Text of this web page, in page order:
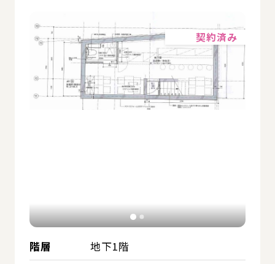
契約済み
階層 地下1階